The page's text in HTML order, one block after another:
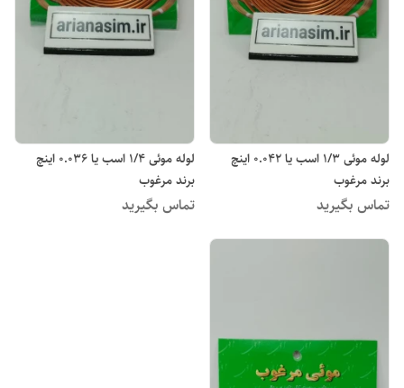
لوله موئی 1/3 اسب یا 0.042 اینچ
برند مرغوب
تماس بگیرید
لوله موئی 1/4 اسب یا 0.036 اینچ
برند مرغوب
تماس بگیرید